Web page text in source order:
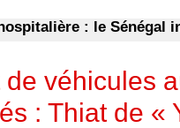
: le Sénégal
de véhicules
: Thiat de «